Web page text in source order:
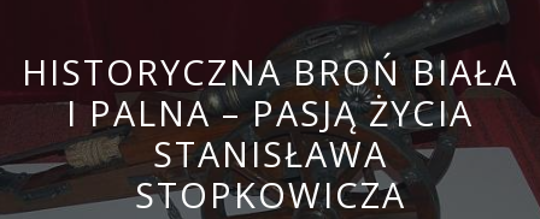
HISTORYCZNA BROŃ BIAŁA
I PALNA – PASJĄ ŻYCIA
STANISŁAWA
STOPKOWICZA